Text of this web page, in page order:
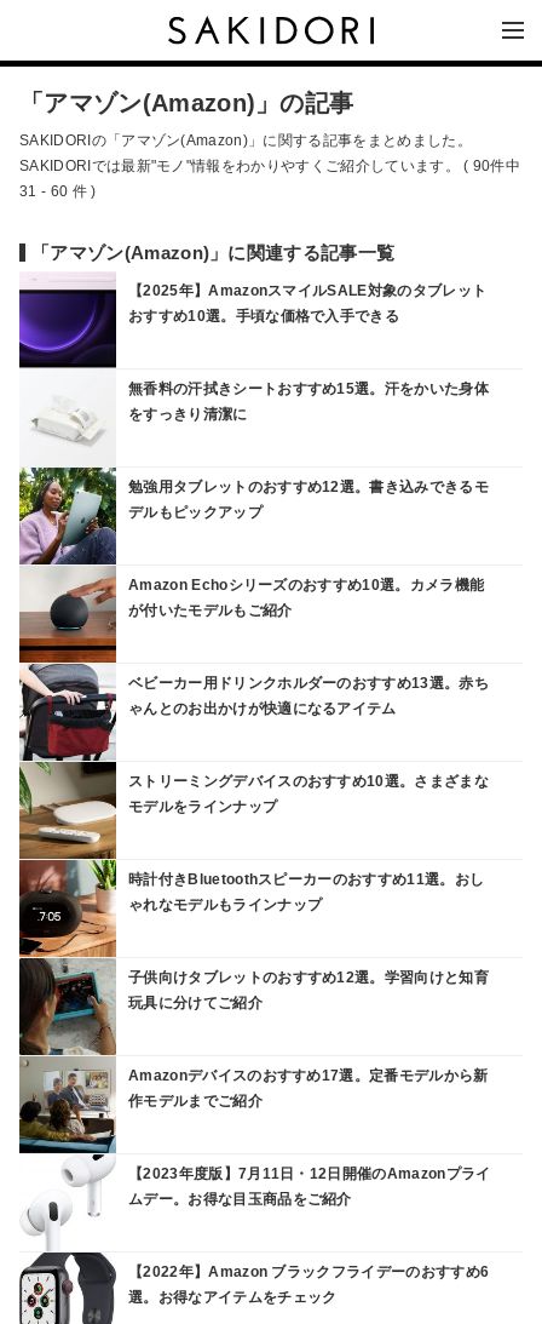
「アマゾン(Amazon)」の記事
SAKIDORIの「アマゾン(Amazon)」に関する記事をまとめました。
SAKIDORIでは最新"モノ"情報をわかりやすくご紹介しています。 ( 90件中
31 - 60 件 )
「アマゾン(Amazon)」に関連する記事一覧
【2025年】AmazonスマイルSALE対象のタブレット
おすすめ10選。手頃な価格で入手できる
無香料の汗拭きシートおすすめ15選。汗をかいた身体
をすっきり清潔に
勉強用タブレットのおすすめ12選。書き込みできるモ
デルもピックアップ
Amazon Echoシリーズのおすすめ10選。カメラ機能
が付いたモデルもご紹介
ベビーカー用ドリンクホルダーのおすすめ13選。赤ち
ゃんとのお出かけが快適になるアイテム
ストリーミングデバイスのおすすめ10選。さまざまな
モデルをラインナップ
時計付きBluetoothスピーカーのおすすめ11選。おし
ゃれなモデルもラインナップ
子供向けタブレットのおすすめ12選。学習向けと知育
玩具に分けてご紹介
Amazonデバイスのおすすめ17選。定番モデルから新
作モデルまでご紹介
【2023年度版】7月11日・12日開催のAmazonプライ
ムデー。お得な目玉商品をご紹介
【2022年】Amazon ブラックフライデーのおすすめ6
選。お得なアイテムをチェック